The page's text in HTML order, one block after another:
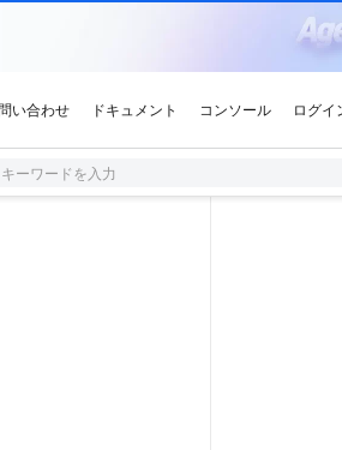
キーワードを入力